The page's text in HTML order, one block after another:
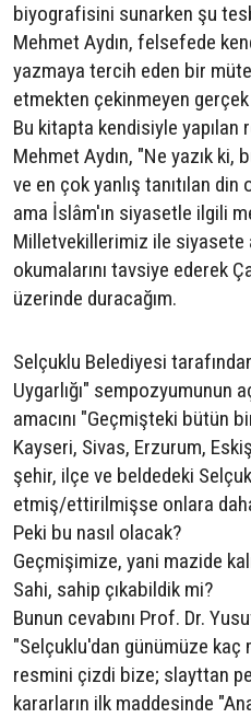
biyografisini sunarken şu
Mehmet Aydın, felsefede
yazmaya tercih eden bir
etmekten çekinmeyen
Bu kitapta kendisiyle
Mehmet Aydın, "Ne yazık ki,
ve en çok yanlış tanıtılan
ama İslâm'ın siyasetle ilgili
Milletvekillerimiz ile siyasete
okumalarını tavsiye ederek
üzerinde duracağım.
Selçuklu Belediyesi
Uygarlığı" sempozyumunun
amacını "Geçmişteki bütün
Kayseri, Sivas, Erzurum,
şehir, ilçe ve beldedeki
etmiş/ettirilmişse onlara
Peki bu nasıl olacak?
Geçmişimize, yani mazide
Sahi, sahip çıkabildik mi?
Bunun cevabını Prof. Dr.
"Selçuklu'dan günümüze kaç
resmini çizdi bize; slayttan
kararların ilk maddesinde